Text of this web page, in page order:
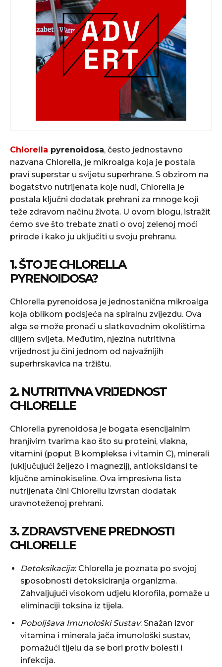
Chlorella pyrenoidosa, često jednostavno
nazvana Chlorella, je mikroalga koja je postala
pravi superstar u svijetu superhrane. S obzirom na
bogatstvo nutrijenata koje nudi, Chlorella je
postala ključni dodatak prehrani za mnoge koji
teže zdravom načinu života. U ovom blogu, istražit
ćemo sve što trebate znati o ovoj zelenoj moći
prirode i kako ju uključiti u svoju prehranu.
1. ŠTO JE CHLORELLA
PYRENOIDOSA?
Chlorella pyrenoidosa je jednostanična mikroalga
koja oblikom podsjeća na spiralnu zvijezdu. Ova
alga se može pronaći u slatkovodnim okolištima
diljem svijeta. Međutim, njezina nutritivna
vrijednost ju čini jednom od najvažnijih
superhrskavica na tržištu.
2. NUTRITIVNA VRIJEDNOST
CHLORELLE
Chlorella pyrenoidosa je bogata esencijalnim
hranjivim tvarima kao što su proteini, vlakna,
vitamini (poput B kompleksa i vitamin C), minerali
(uključujući željezo i magnezij), antioksidansi te
ključne aminokiseline. Ova impresivna lista
nutrijenata čini Chlorellu izvrstan dodatak
uravnoteženoj prehrani.
3. ZDRAVSTVENE PREDNOSTI
CHLORELLE
Detoksikacija: Chlorella je poznata po svojoj
sposobnosti detoksiciranja organizma.
Zahvaljujući visokom udjelu klorofila, pomaže u
eliminaciji toksina iz tijela.
Poboljšava Imunološki Sustav: Snažan izvor
vitamina i minerala jača imunološki sustav,
pomažući tijelu da se bori protiv bolesti i
infekcija.